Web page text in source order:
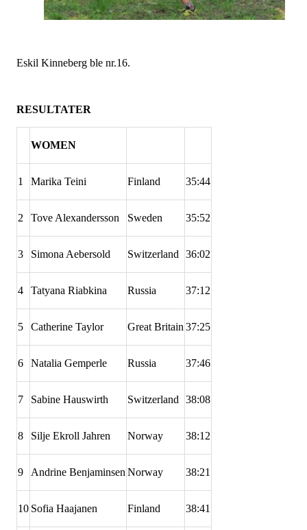
Eskil Kinneberg ble nr.16.
RESULTATER
WOMEN
1 Marika Teini Finland 35:44
2 Tove Alexandersson Sweden 35:52
3 Simona Aebersold Switzerland 36:02
4 Tatyana Riabkina Russia 37:12
5 Catherine Taylor Great Britain 37:25
6 Natalia Gemperle Russia 37:46
7 Sabine Hauswirth Switzerland 38:08
8 Silje Ekroll Jahren Norway 38:12
9 Andrine Benjaminsen Norway 38:21
10 Sofia Haajanen Finland 38:41